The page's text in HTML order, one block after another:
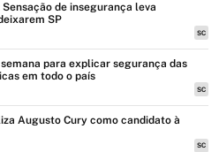
Sensação de insegurança leva
SP
SC
para explicar segurança das
em todo o país
SC
Augusto Cury como candidato à
SC